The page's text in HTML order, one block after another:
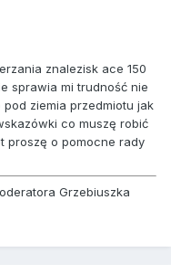
znalezisk ace 150
sprawia mi trudność nie
ziemia przedmiotu jak
co muszę robić
proszę o pomocne rady
Grzebiuszka